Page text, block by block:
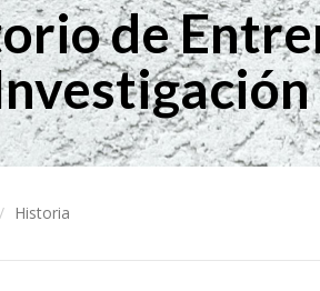
de
/ Historia